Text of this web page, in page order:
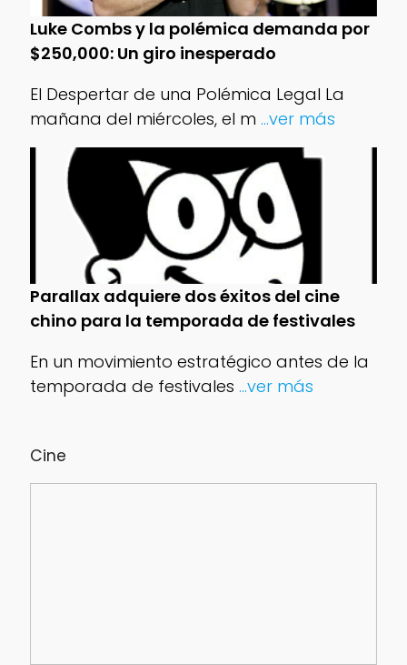
Cine
Luke Combs y la polémica demanda por
$250,000: Un giro inesperado
El Despertar de una Polémica Legal La
mañana del miércoles, el m ...ver más
Parallax adquiere dos éxitos del cine
chino para la temporada de festivales
En un movimiento estratégico antes de la
temporada de festivales ...ver más